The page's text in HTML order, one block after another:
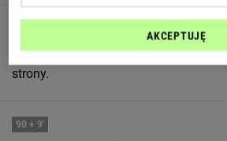
Ismail Jakobs z Senegal wykonuje
strony.
90 + 9'
AKCEPTUJĘ